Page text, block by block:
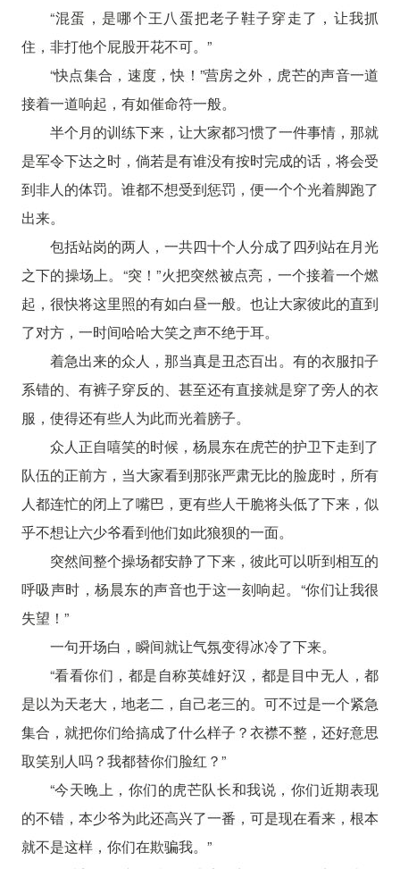
“混蛋，是哪个王八蛋把老子鞋子穿走了，让我抓
住，非打他个屁股开花不可。”
“快点集合，速度，快！”营房之外，虎芒的声音一道
接着一道响起，有如催命符一般。
半个月的训练下来，让大家都习惯了一件事情，那就
是军令下达之时，倘若是有谁没有按时完成的话，将会受
到非人的体罚。谁都不想受到惩罚，便一个个光着脚跑了
出来。
包括站岗的两人，一共四十个人分成了四列站在月光
之下的操场上。“突！”火把突然被点亮，一个接着一个燃
起，很快将这里照的有如白昼一般。也让大家彼此的直到
了对方，一时间哈哈大笑之声不绝于耳。
着急出来的众人，那当真是丑态百出。有的衣服扣子
系错的、有裤子穿反的、甚至还有直接就是穿了旁人的衣
服，使得还有些人为此而光着膀子。
众人正自嘻笑的时候，杨晨东在虎芒的护卫下走到了
队伍的正前方，当大家看到那张严肃无比的脸庞时，所有
人都连忙的闭上了嘴巴，更有些人干脆将头低了下来，似
乎不想让六少爷看到他们如此狼狈的一面。
突然间整个操场都安静了下来，彼此可以听到相互的
呼吸声时，杨晨东的声音也于这一刻响起。“你们让我很
失望！”
一句开场白，瞬间就让气氛变得冰冷了下来。
“看看你们，都是自称英雄好汉，都是目中无人，都
是以为天老大，地老二，自己老三的。可不过是一个紧急
集合，就把你们给搞成了什么样子？衣襟不整，还好意思
取笑别人吗？我都替你们脸红？”
“今天晚上，你们的虎芒队长和我说，你们近期表现
的不错，本少爷为此还高兴了一番，可是现在看来，根本
就不是这样，你们在欺骗我。”